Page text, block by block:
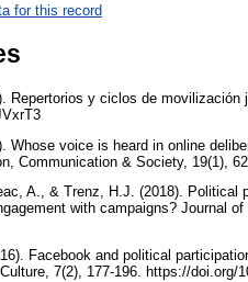
for this record
Repertorios y ciclos de
Whose voice is heard in online
Communication & Society, 19(1),
A., & Trenz, H.J. (2018). Political
with campaigns? Journal
Facebook and political
7(2), 177-196. https://doi.org/